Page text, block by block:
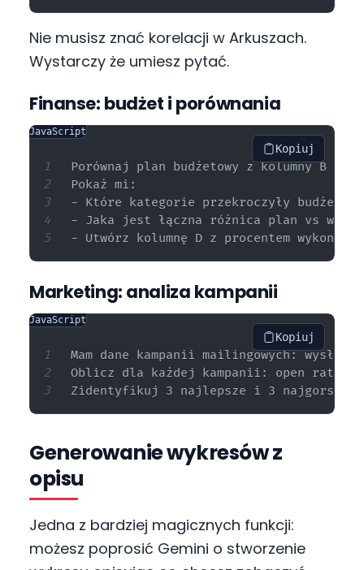
Nie musisz znać korelacji w Arkuszach.
Wystarczy że umiesz pytać.
Finanse: budżet i porównania
JavaScript
Kopiuj
Porównaj plan budżetowy z kolumny B z
Pokaż mi:
- Które kategorie przekroczyły budżet o
- Jaka jest łączna różnica plan vs
Marketing: analiza kampanii
JavaScript
Kopiuj
Mam dane kampanii mailingowych:
Oblicz dla każdej kampanii: open rate,
Generowanie wykresów z
opisu
Jedna z bardziej magicznych funkcji:
możesz poprosić Gemini o stworzenie